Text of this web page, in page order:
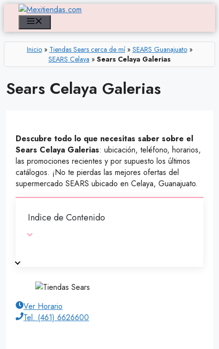
Saltar
contenido
Inicio» Tiendas Sears cerca de mí» SEARS Guanajuato»
SEARS Celaya » Sears Celaya Galerias
Sears Celaya Galerias
Descubre todo lo que necesitas saber sobre el
Sears Celaya Galerias: ubicación, teléfono, horarios,
las promociones recientes y por supuesto los últimos
catálogos. ¡No te pierdas las mejores ofertas del
supermercado SEARS ubicado en Celaya, Guanajuato.
Indice de Contenido
Ver Horario
Tel. (461) 6626600